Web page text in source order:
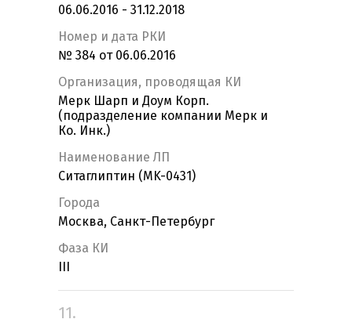
06.06.2016 - 31.12.2018
Номер и дата РКИ
№ 384 от 06.06.2016
Организация, проводящая КИ
Мерк Шарп и Доум Корп.
(подразделение компании Мерк и
Ко. Инк.)
Наименование ЛП
Ситаглиптин (MK-0431)
Города
Москва, Санкт-Петербург
Фаза КИ
11.